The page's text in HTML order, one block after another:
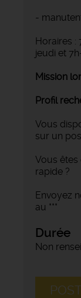
-
Horaires :
jeudi et
Mission
Profil
Vous
sur un
Vous
rapide ?
Envoyez
au ***
Durée
Non